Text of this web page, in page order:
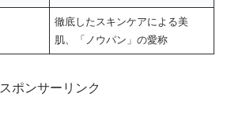
徹底したスキンケアによる美
肌、「ノウパン」の愛称
スポンサーリンク